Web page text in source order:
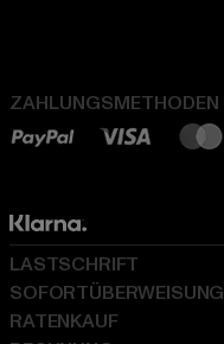
ZAHLUNGSMETHODEN
LASTSCHRIFT
SOFORTÜBERWEISUNG
RATENKAUF